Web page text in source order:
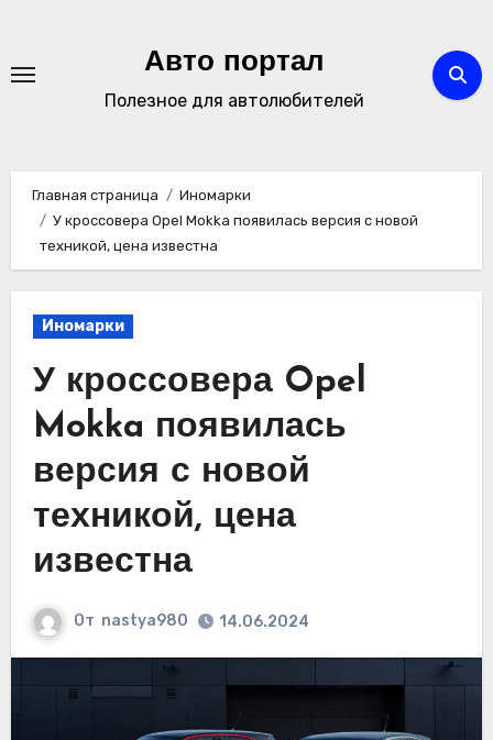
содержимому
Авто портал
Полезное для автолюбителей
Главная страница
Иномарки
У кроссовера Opel Mokka появилась версия с новой
техникой, цена известна
Иномарки
У кроссовера Opel
Mokka появилась
версия с новой
техникой, цена
известна
От nastya980 14.06.2024